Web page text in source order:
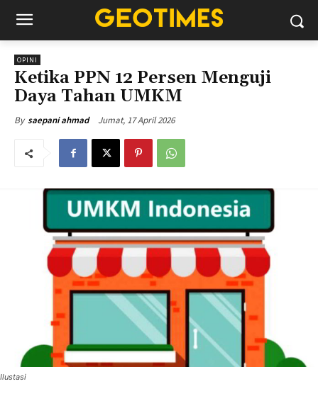
OPINI
Ketika PPN 12 Persen Menguji
Daya Tahan UMKM
By saepani ahmad Jumat, 17 April 2026
Ilustasi